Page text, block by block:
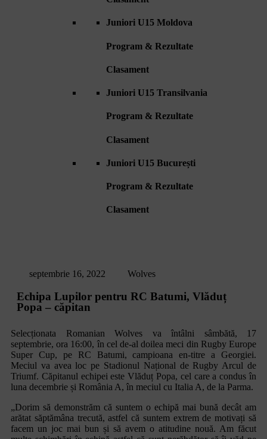
Juniori U15 Moldova
Program & Rezultate
Clasament
Juniori U15 Transilvania
Program & Rezultate
Clasament
Juniori U15 București
Program & Rezultate
Clasament
septembrie 16, 2022 Wolves
Echipa Lupilor pentru RC Batumi, Vlăduț
Popa – căpitan
Selecționata Romanian Wolves va întâlni sâmbătă, 17
septembrie, ora 16:00, în cel de-al doilea meci din Rugby Europe
Super Cup, pe RC Batumi, campioana en-titre a Georgiei.
Meciul va avea loc pe Stadionul Național de Rugby Arcul de
Triumf. Căpitanul echipei este Vlăduț Popa, cel care a condus în
luna decembrie și România A, în meciul cu Italia A, de la Parma.
„Dorim să demonstrăm că suntem o echipă mai bună decât am
arătat săptămâna trecută, astfel că suntem extrem de motivați să
facem un joc mai bun și să avem o atitudine nouă. Am făcut